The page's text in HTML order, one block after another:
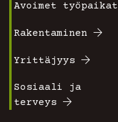
valikko
1
Avoimet työpaikat
Rakentaminen
Yrittäjyys
Sosiaali ja
terveys